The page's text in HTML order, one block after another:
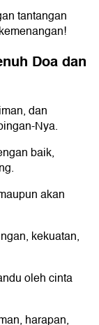
tantangan
Doa dan
dan
Nya.
baik,
akan
kekuatan,
oleh cinta
harapan,